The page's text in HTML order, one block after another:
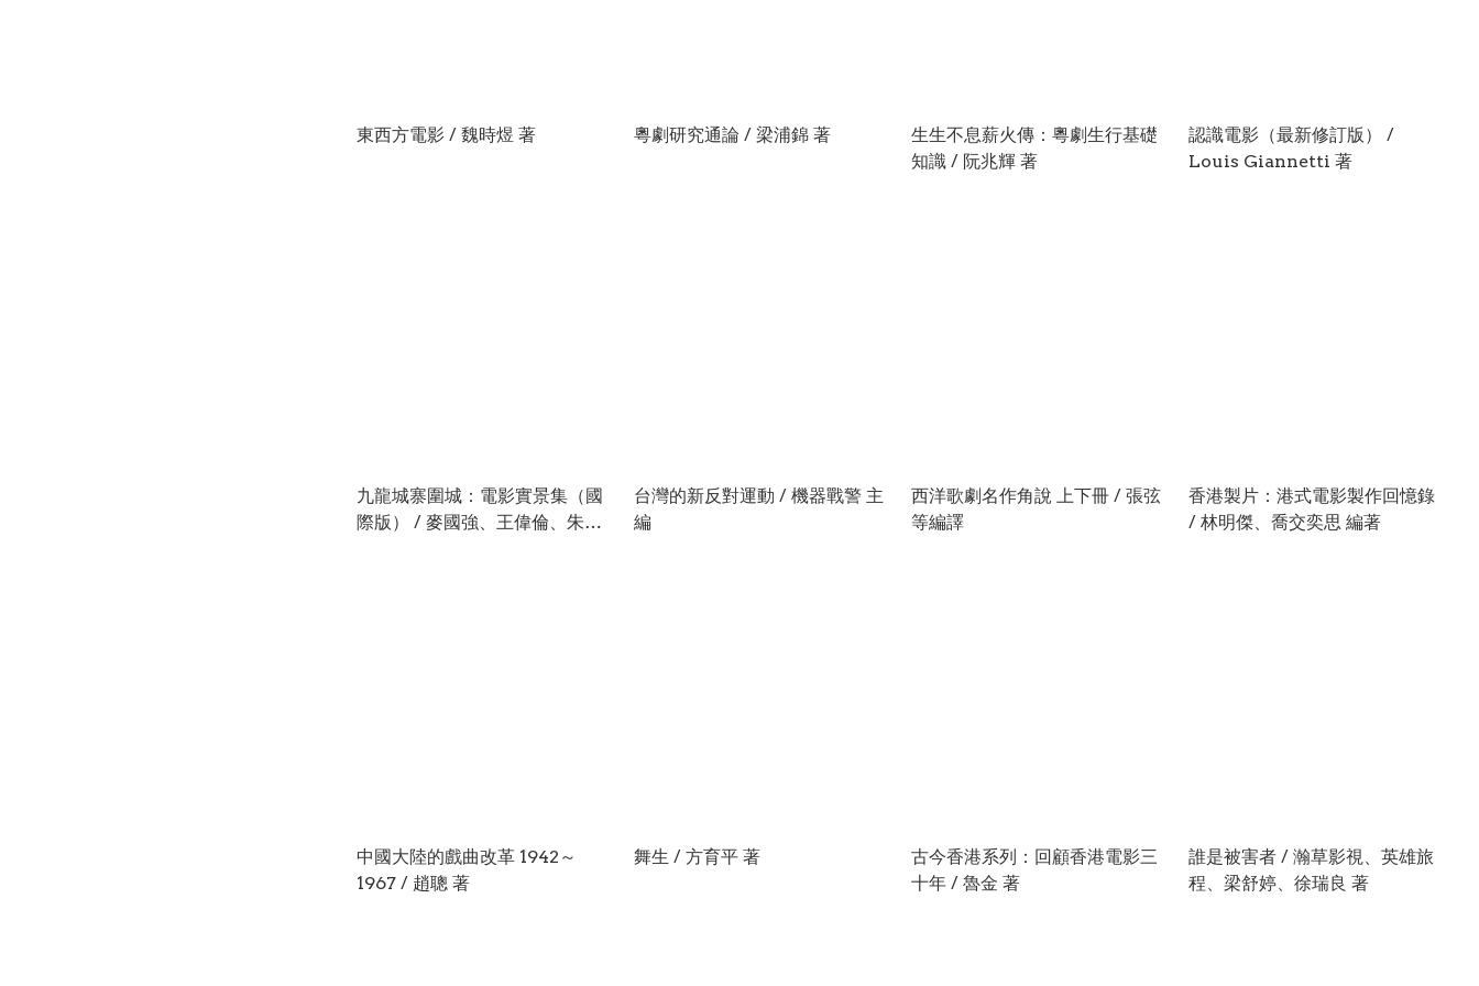
東西方電影 / 魏時煜 著 粵劇研究通論 / 梁浦錦 著
生生不息薪火傳：粵劇生行基礎
知識 / 阮兆輝 著
認識電影（最新修訂版） /
Louis Giannetti 著
九龍城寨圍城：電影實景集（國
際版） / 麥國強、王偉倫、朱錦
台灣的新反對運動 / 機器戰警 主
編
西洋歌劇名作角說 上下冊 / 張弦
等編譯
香港製片：港式電影製作回憶錄
/ 林明傑、喬交奕思 編著
中國大陸的戲曲改革 1942～
1967 / 趙聰 著
舞生 / 方育平 著
古今香港系列：回顧香港電影三
十年 / 魯金 著
誰是被害者 / 瀚草影視、英雄旅
程、梁舒婷、徐瑞良 著